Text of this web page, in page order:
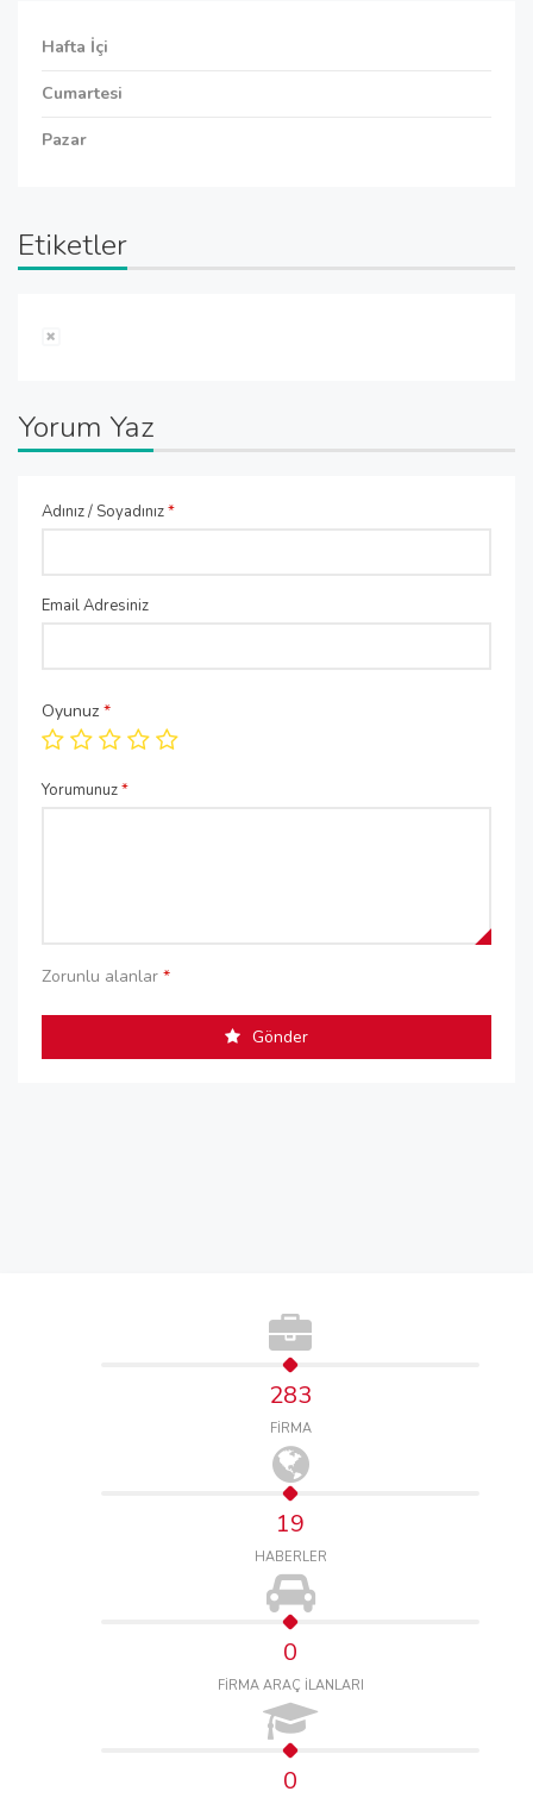
Hafta İçi
Cumartesi
Pazar
Etiketler
Yorum Yaz
Adınız / Soyadınız*
Email Adresiniz
Oyunuz *
Yorumunuz*
Zorunlu alanlar *
Gönder
283
FİRMA
19
HABERLER
0
FİRMA ARAÇ İLANLARI
0